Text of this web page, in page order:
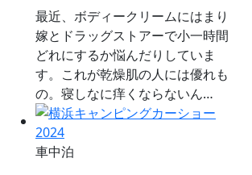
最近、ボディークリームにはまり
嫁とドラッグストアーで小一時間
どれにするか悩んだりしていま
す。これが乾燥肌の人には優れも
の。寝しなに痒くならないん…
車中泊